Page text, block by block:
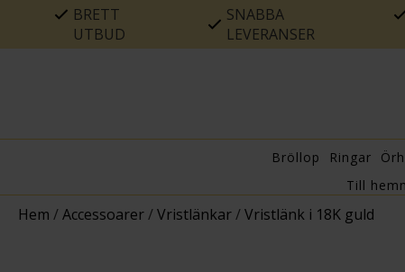
BRETT
UTBUD
SNABBA
LEVERANSER
Bröllop Ringar
Till
Hem /Accessoarer/Vristlänkar/Vristlänk i 18K guld